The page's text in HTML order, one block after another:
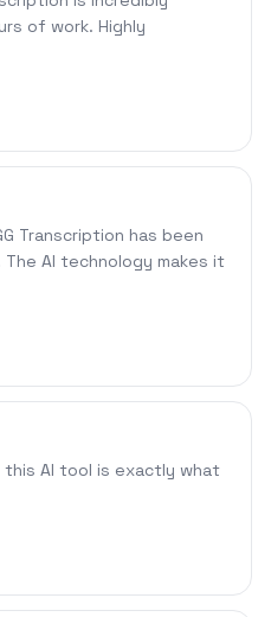
of work. Highly
Transcription has been
AI technology makes it
AI tool is exactly what